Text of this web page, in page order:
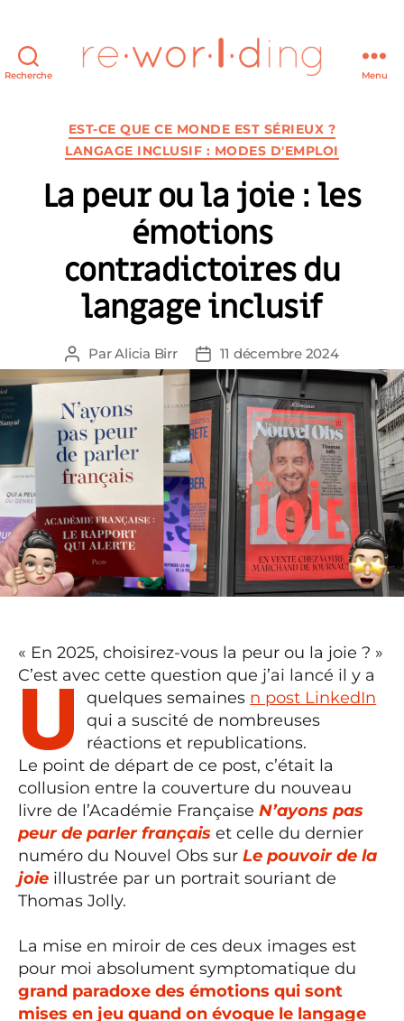
Recherche Menu
Catégories
EST-CE QUE CE MONDE EST SÉRIEUX ?
LANGAGE INCLUSIF : MODES D'EMPLOI
La peur ou la joie : les
émotions
contradictoires du
langage inclusif
Auteur
de
ParAlicia Birr
Date
de
l’article
11 décembre 2024
« En 2025, choisirez-vous la peur ou la joie ? »
C’est avec cette question que j’ai lancé il y a
quelques semaines
u
n post LinkedIn
qui a suscité de nombreuses
réactions et republications.
Le point de départ de ce post, c’était la
collusion entre la couverture du nouveau
livre de l’Académie Française N’ayons pas
peur de parler français et celle du dernier
numéro du Nouvel Obs sur Le pouvoir de la
joie illustrée par un portrait souriant de
Thomas Jolly.
La mise en miroir de ces deux images est
pour moi absolument symptomatique du
grand paradoxe des émotions qui sont
mises en jeu quand on évoque le langage